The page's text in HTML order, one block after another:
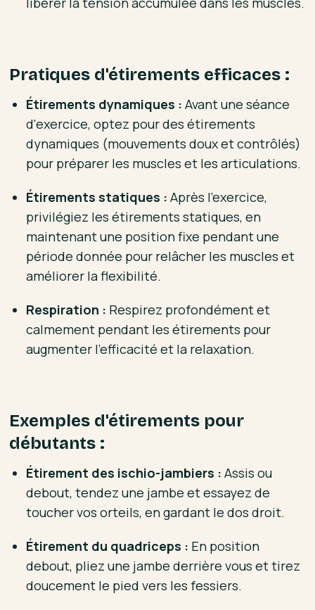
Pratiques d'étirements efficaces :
Étirements dynamiques : Avant une séance
d'exercice, optez pour des étirements
dynamiques (mouvements doux et contrôlés)
pour préparer les muscles et les articulations.
Étirements statiques : Après l'exercice,
privilégiez les étirements statiques, en
maintenant une position fixe pendant une
période donnée pour relâcher les muscles et
améliorer la flexibilité.
Respiration : Respirez profondément et
calmement pendant les étirements pour
augmenter l'efficacité et la relaxation.
Exemples d'étirements pour
débutants :
Étirement des ischio-jambiers : Assis ou
debout, tendez une jambe et essayez de
toucher vos orteils, en gardant le dos droit.
Étirement du quadriceps : En position
debout, pliez une jambe derrière vous et tirez
doucement le pied vers les fessiers.